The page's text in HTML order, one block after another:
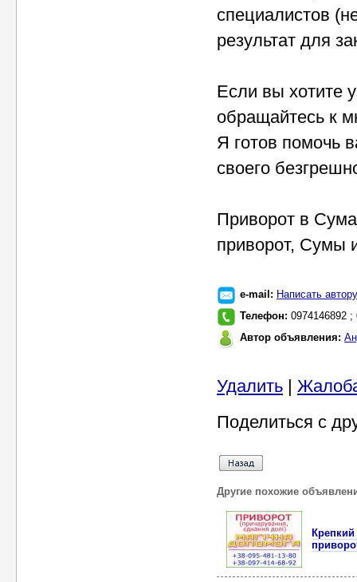
специалистов
результат для
Если вы хотите
обращайтесь к
Я готов помочь
своего
Приворот в
приворот, Сумы
e-mail: Написать автору
Телефон: 0974146892 ;
Автор объявления:
Удалить |
Поделиться с
Другие похожие